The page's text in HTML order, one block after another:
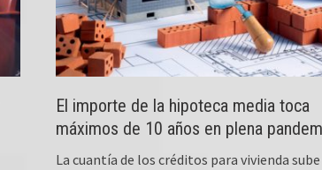
El importe de la hipoteca media toca
máximos de 10 años en plena
La cuantía de los créditos para vivienda sube